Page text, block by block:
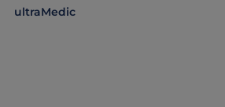
ultraMedic